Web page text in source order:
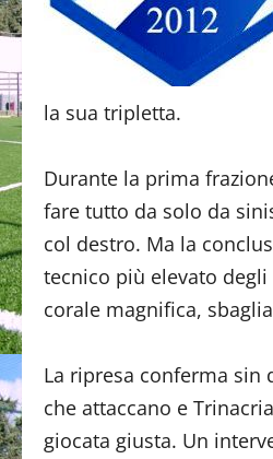
la sua tripletta.
Durante la prima
fare tutto da solo da
col destro. Ma la
tecnico più elevato
corale magnifica,
La ripresa conferma sin
che attaccano e
giocata giusta. Un